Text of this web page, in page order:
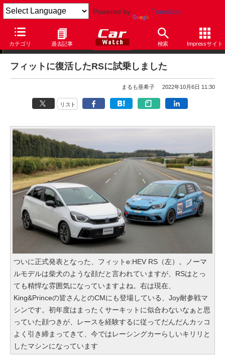
Powered by Translate
カテゴリ 過去記事 検索 Impressサイト
まるも亜希子の「寄り道日和」
フィットに復活したRSに試乗しました
まるも亜希子 2022年10月6日 11:30
リスト
ついに正式発表となった、フィットe:HEV RS（左）。ノーマ
ルモデルは柴犬のような顔だと言われていますが、RSはとっ
ても精悍な雰囲気になっていますよね。右は現在、
King&Princeの皆さんとのCMにも登場している、Joy耐参戦マ
シンです。初年度はまったくサーキットに似合わないなぁと思
っていた顔つきが、レースを経験するに従ってだんだんカッコ
よく引き締まってきて、今ではレーシングカーらしいキリリと
したマシンになっています